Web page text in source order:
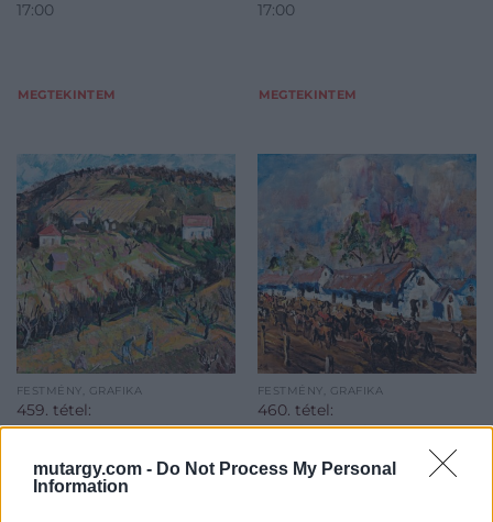
mutargy.com - Do Not Process My Personal
Information
17:00
MEGTEKINTEM
17:00
MEGTEKINTEM
FESTMÉNY, GRAFIKA
459. tétel:
Balázs József Róbert
házakkal, 1957
FESTMÉNY, GRAFIKA
460. tétel:
Holló László (1887-
ménest